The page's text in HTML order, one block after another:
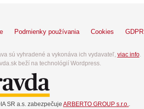
Podmienky používania Cookies GDPR
sú vyhradené a vykonáva ich vydavateľ, viac info.
beží na technológií Wordpress.
SR a.s. zabezpečuje ARBERTO GROUP s.r.o..